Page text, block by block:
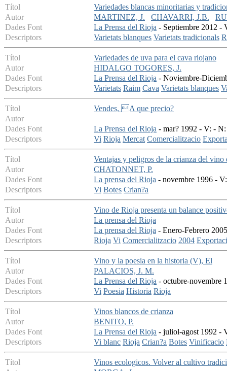
Títol
Variedades blancas minoritarias y
Autor
MARTINEZ, J. CHAVARRI, J.B.
Dades Font
La Prensa del Rioja - Septiembre 2012 -
Descriptors
Varietats blanques Varietats tradicionals
Títol
Variedades de uva para el cava riojano
Autor
HIDALGO TOGORES, J.
Dades Font
La Prensa del Rioja - Noviembre-
Descriptors
Varietats Raim Cava Varietats blanques
Títol
Vendes, A que precio?
Autor
Dades Font
La Prensa del Rioja - mar? 1992 - V: -
Descriptors
Vi Rioja Mercat Comercialitzacio
Títol
Ventajas y peligros de la crianza del vino
Autor
CHATONNET, P.
Dades Font
La prensa del Rioja - novembre 1996 -
Descriptors
Vi Botes Crian?a
Títol
Vino de Rioja presenta un balance
Autor
La prensa del Rioja
Dades Font
La prensa del Rioja - Enero-Febrero
Descriptors
Rioja Vi Comercialitzacio 2004
Títol
Vino y la poesia en la historia (V), El
Autor
PALACIOS, J. M.
Dades Font
La Prensa del Rioja - octubre-novembre
Descriptors
Vi Poesia Historia Rioja
Títol
Vinos blancos de crianza
Autor
BENITO, P.
Dades Font
La Prensa del Rioja - juliol-agost 1992 -
Descriptors
Vi blanc Rioja Crian?a Botes Vinificacio
Títol
Vinos ecologicos. Volver al cultivo